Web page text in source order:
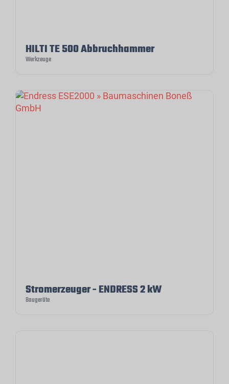
HILTI TE 500 Abbruchhammer
Werkzeuge
Stromerzeuger - ENDRESS 2 kW
Baugeräte